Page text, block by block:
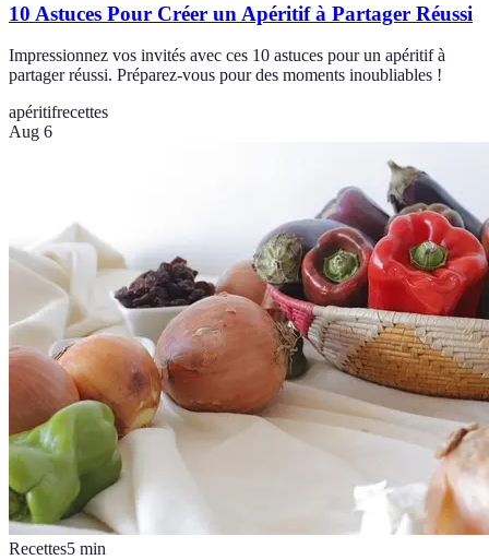
10 Astuces Pour Créer un Apéritif à Partager Réussi
Impressionnez vos invités avec ces 10 astuces pour un apéritif à
partager réussi. Préparez-vous pour des moments inoubliables !
apéritifrecettes
Aug 6
Recettes5 min